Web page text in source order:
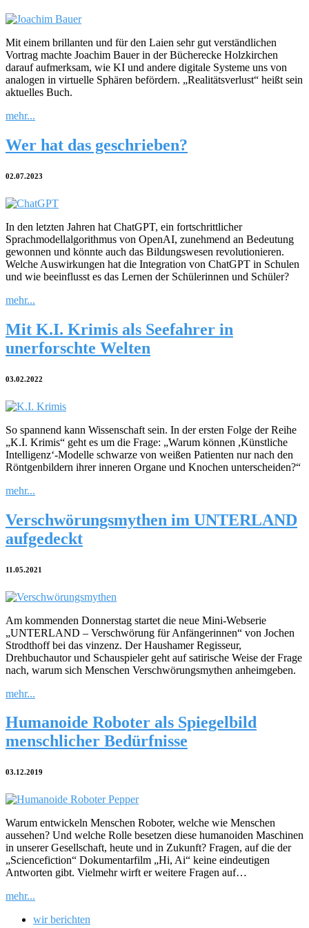
Mit einem brillanten und für den Laien sehr gut verständlichen
Vortrag machte Joachim Bauer in der Bücherecke Holzkirchen
darauf aufmerksam, wie KI und andere digitale Systeme uns von
analogen in virtuelle Sphären befördern. „Realitätsverlust“ heißt sein
aktuelles Buch.
mehr...
Wer hat das geschrieben?
02.07.2023
In den letzten Jahren hat ChatGPT, ein fortschrittlicher
Sprachmodellalgorithmus von OpenAI, zunehmend an Bedeutung
gewonnen und könnte auch das Bildungswesen revolutionieren.
Welche Auswirkungen hat die Integration von ChatGPT in Schulen
und wie beeinflusst es das Lernen der Schülerinnen und Schüler?
mehr...
Mit K.I. Krimis als Seefahrer in
unerforschte Welten
03.02.2022
So spannend kann Wissenschaft sein. In der ersten Folge der Reihe
„K.I. Krimis“ geht es um die Frage: „Warum können ,Künstliche
Intelligenz‘-Modelle schwarze von weißen Patienten nur nach den
Röntgenbildern ihrer inneren Organe und Knochen unterscheiden?“
mehr...
Verschwörungsmythen im UNTERLAND
aufgedeckt
11.05.2021
Am kommenden Donnerstag startet die neue Mini-Webserie
„UNTERLAND – Verschwörung für Anfängerinnen“ von Jochen
Strodthoff bei das vinzenz. Der Haushamer Regisseur,
Drehbuchautor und Schauspieler geht auf satirische Weise der Frage
nach, warum sich Menschen Verschwörungsmythen anheimgeben.
mehr...
Humanoide Roboter als Spiegelbild
menschlicher Bedürfnisse
03.12.2019
Warum entwickeln Menschen Roboter, welche wie Menschen
aussehen? Und welche Rolle besetzen diese humanoiden Maschinen
in unserer Gesellschaft, heute und in Zukunft? Fragen, auf die der
„Sciencefiction“ Dokumentarfilm „Hi, Ai“ keine eindeutigen
Antworten gibt. Vielmehr wirft er weitere Fragen auf…
mehr...
wir berichten